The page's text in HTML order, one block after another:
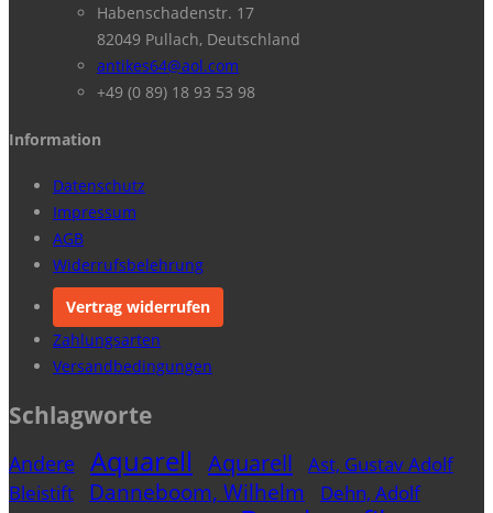
Habenschadenstr. 17
82049 Pullach, Deutschland
antikes64@aol.com
+49 (0 89) 18 93 53 98
Information
Datenschutz
Impressum
AGB
Widerrufsbelehrung
Vertrag widerrufen
Zahlungsarten
Versandbedingungen
Schlagworte
Andere Aquarell Aquarell
Ast, Gustav Adolf
Bleistift
Danneboom, Wilhelm
Dehn, Adolf